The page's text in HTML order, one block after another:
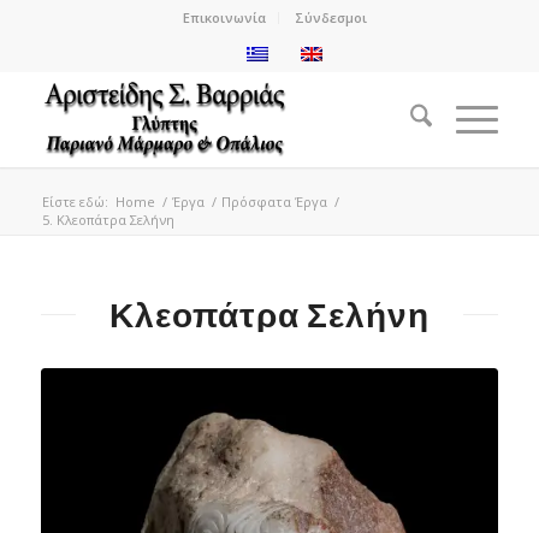
Επικοινωνία Σύνδεσμοι
Είστε εδώ: Home / Έργα / Πρόσφατα Έργα /
5. Κλεοπάτρα Σελήνη
Κλεοπάτρα Σελήνη